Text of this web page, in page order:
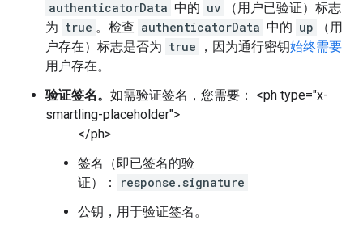
authenticatorData 中的 uv
（用户已验证）标志
为 true 。检查 authenticatorData 中的 up
（用
户存在）标志是否为 true ，因为通行密钥始终需要
用户存在。
验证签名。 如需验证签名，您需要： <ph type="x-
smartling-placeholder">
</ph>
签名（即已签名的验
证）：
response.signature
公钥，用于验证签名。